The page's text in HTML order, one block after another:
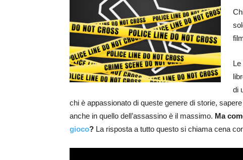
Le
di
chi è appassionato di queste genere di storie,
anche in quello dell’assassino è il massimo. Ma
gioco? La risposta a tutto questo si chiama cena